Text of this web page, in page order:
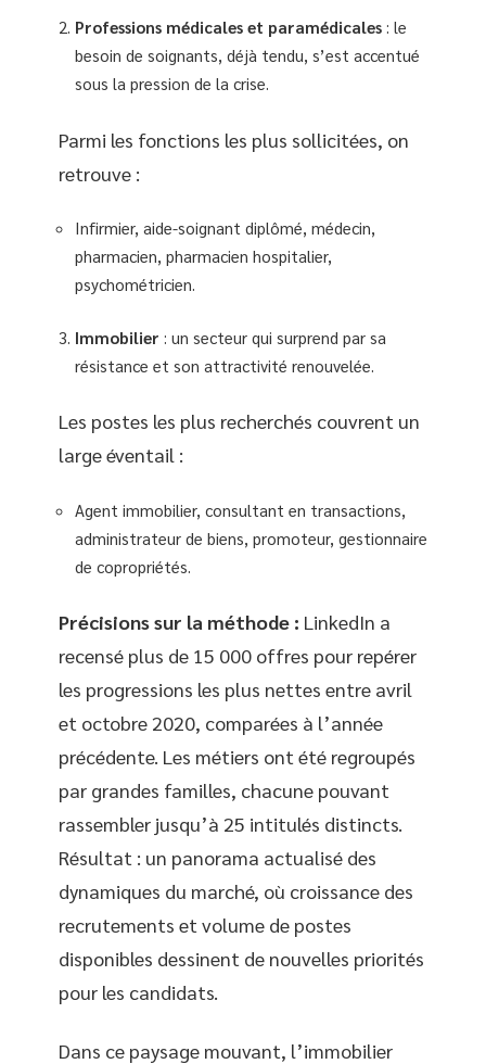
Professions médicales et paramédicales : le
besoin de soignants, déjà tendu, s’est accentué
sous la pression de la crise.
Parmi les fonctions les plus sollicitées, on
retrouve :
Infirmier, aide-soignant diplômé, médecin,
pharmacien, pharmacien hospitalier,
psychométricien.
Immobilier : un secteur qui surprend par sa
résistance et son attractivité renouvelée.
Les postes les plus recherchés couvrent un
large éventail :
Agent immobilier, consultant en transactions,
administrateur de biens, promoteur, gestionnaire
de copropriétés.
Précisions sur la méthode : LinkedIn a
recensé plus de 15 000 offres pour repérer
les progressions les plus nettes entre avril
et octobre 2020, comparées à l’année
précédente. Les métiers ont été regroupés
par grandes familles, chacune pouvant
rassembler jusqu’à 25 intitulés distincts.
Résultat : un panorama actualisé des
dynamiques du marché, où croissance des
recrutements et volume de postes
disponibles dessinent de nouvelles priorités
pour les candidats.
Dans ce paysage mouvant, l’immobilier